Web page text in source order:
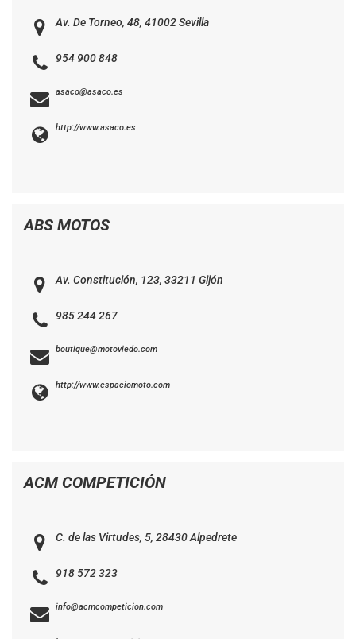
Av. De Torneo, 48, 41002 Sevilla
954 900 848
asaco@asaco.es
http://www.asaco.es
ABS MOTOS
Av. Constitución, 123, 33211 Gijón
985 244 267
boutique@motoviedo.com
http://www.espaciomoto.com
ACM COMPETICIÓN
C. de las Virtudes, 5, 28430 Alpedrete
918 572 323
info@acmcompeticion.com